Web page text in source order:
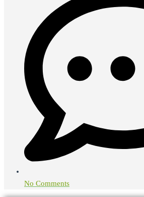
No Comments